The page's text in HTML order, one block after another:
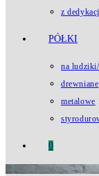
z
PÓŁKI
na
drewniane
metalowe
0